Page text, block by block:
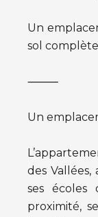
Un
sol
⸻
Un
des
ses écoles
proximité,